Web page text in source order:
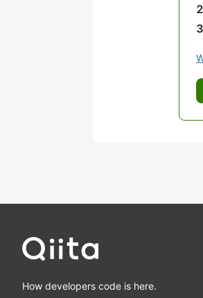
How developers code is here.